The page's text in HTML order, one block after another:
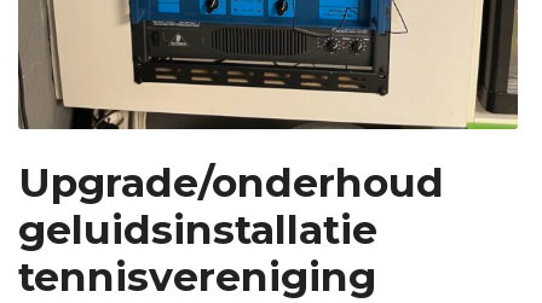
Upgrade/onderhoud
geluidsinstallatie
tennisvereniging